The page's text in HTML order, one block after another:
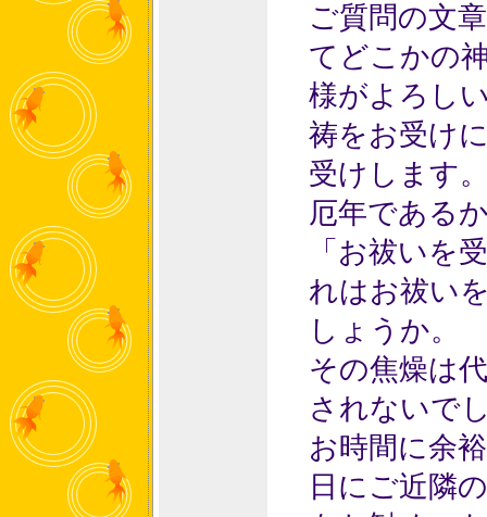
ご質問の文
てどこかの
様がよろし
祷をお受け
受けします
厄年である
「お祓いを
れはお祓い
しょうか。
その焦燥は
されないで
お時間に余
日にご近隣